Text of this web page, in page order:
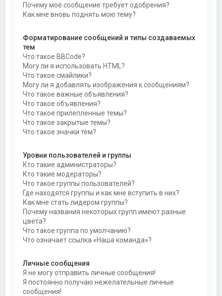
Почему моё сообщение требует одобрения?
Как мне вновь поднять мою тему?
Форматирование сообщений и типы создаваемых
тем
Что такое BBCode?
Могу ли я использовать HTML?
Что такое смайлики?
Могу ли я добавлять изображения к сообщениям?
Что такое важные объявления?
Что такое объявления?
Что такое прилепленные темы?
Что такое закрытые темы?
Что такое значки тем?
Уровни пользователей и группы
Кто такие администраторы?
Кто такие модераторы?
Что такое группы пользователей?
Где находятся группы и как мне вступить в них?
Как мне стать лидером группы?
Почему названия некоторых групп имеют разные
цвета?
Что такое группа по умолчанию?
Что означает ссылка «Наша команда»?
Личные сообщения
Я не могу отправить личные сообщения!
Я постоянно получаю нежелательные личные
сообщения!